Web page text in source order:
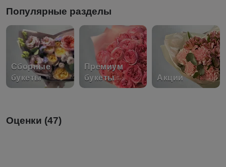
Популярные разделы
Сборные
букеты
Премиум
букеты
Акции
Оценки (47)